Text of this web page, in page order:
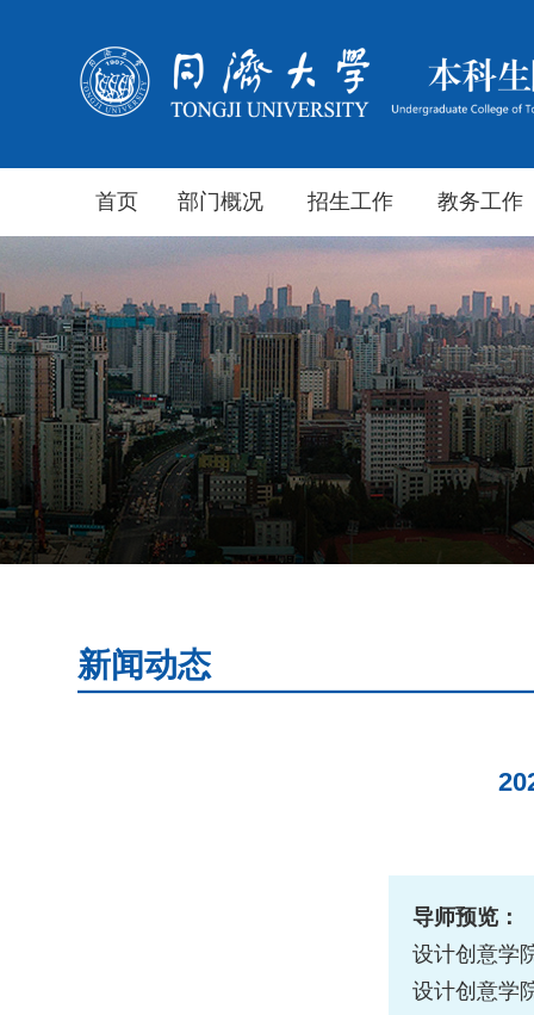
首页 部门概况 招生工作 教务工作
新闻动态
导师预览：
设计创意学
设计创意学